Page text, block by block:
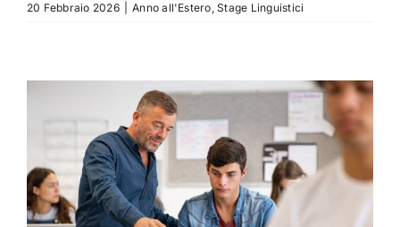
20 Febbraio 2026 Anno all'Estero,Stage Linguistici